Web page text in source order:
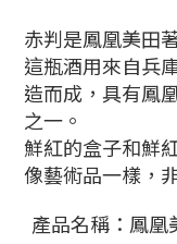
赤判是鳳凰美田
這瓶酒用來自兵
造而成，具有鳳
之一。
鮮紅的盒子和鮮
像藝術品一樣，
產品名稱：鳳凰